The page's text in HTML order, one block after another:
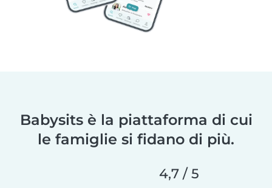
Babysits è la piattaforma di cui
le famiglie si fidano di più.
4,7 / 5